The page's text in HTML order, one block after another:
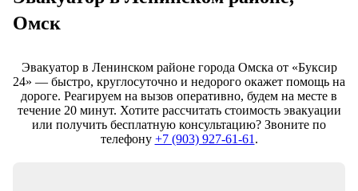
Омск
Эвакуатор в Ленинском районе города Омска от «Буксир
24» — быстро, круглосуточно и недорого окажет помощь на
дороге. Реагируем на вызов оперативно, будем на месте в
течение 20 минут. Хотите рассчитать стоимость эвакуации
или получить бесплатную консультацию? Звоните по
телефону +7 (903) 927-61-61 .